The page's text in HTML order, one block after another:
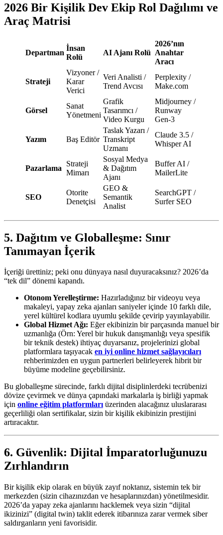
2026 Bir Kişilik Dev Ekip Rol Dağılımı ve
Araç Matrisi
Departman
İnsan
Rolü
AI Ajanı Rolü
2026’nın
Anahtar
Aracı
Strateji
Vizyoner /
Karar
Verici
Veri Analisti /
Trend Avcısı
Perplexity /
Make.com
Görsel
Sanat
Yönetmeni
Grafik
Tasarımcı /
Video Kurgu
Midjourney /
Runway
Gen-3
Yazım Baş Editör
Taslak Yazarı /
Transkript
Uzmanı
Claude 3.5 /
Whisper AI
Pazarlama
Strateji
Mimarı
Sosyal Medya
& Dağıtım
Ajanı
Buffer AI /
MailerLite
SEO
Otorite
Denetçisi
GEO &
Semantik
Analist
SearchGPT /
Surfer SEO
5. Dağıtım ve Globalleşme: Sınır
Tanımayan İçerik
İçeriği ürettiniz; peki onu dünyaya nasıl duyuracaksınız? 2026’da
“tek dil” dönemi kapandı.
Otonom Yerelleştirme: Hazırladığınız bir videoyu veya
makaleyi, yapay zeka ajanları saniyeler içinde 10 farklı dile,
yerel kültürel kodlara uyumlu şekilde çevirip yayınlayabilir.
Global Hizmet Ağı: Eğer ekibinizin bir parçasında manuel bir
uzmanlığa (Örn: Yerel bir hukuk danışmanlığı veya spesifik
bir teknik destek) ihtiyaç duyarsanız, projelerinizi global
platformlara taşıyacak en iyi online hizmet sağlayıcıları
rehberimizden en uygun partnerleri belirleyerek hibrit bir
büyüme modeline geçebilirsiniz.
Bu globalleşme sürecinde, farklı dijital disiplinlerdeki tecrübenizi
dövize çevirmek ve dünya çapındaki markalarla iş birliği yapmak
için online eğitim platformlarıüzerinden alacağınız uluslararası
geçerliliği olan sertifikalar, sizin bir kişilik ekibinizin prestijini
artıracaktır.
6. Güvenlik: Dijital İmparatorluğunuzu
Zırhlandırın
Bir kişilik ekip olarak en büyük zayıf noktanız, sistemin tek bir
merkezden (sizin cihazınızdan ve hesaplarınızdan) yönetilmesidir.
2026’da yapay zeka ajanlarını hacklemek veya sizin “dijital
ikizinizi” (digital twin) taklit ederek itibarınıza zarar vermek siber
saldırganların yeni favorisidir.